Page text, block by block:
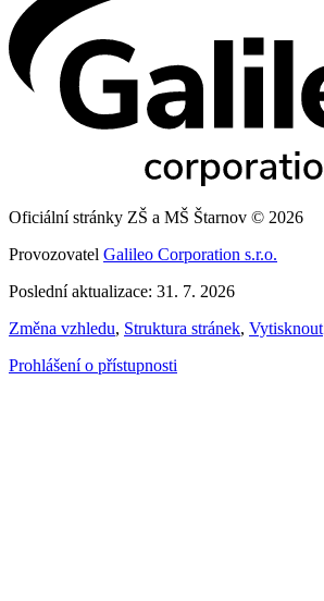
Oficiální stránky ZŠ a MŠ Štarnov © 2026
Provozovatel Galileo Corporation s.r.o.
Poslední aktualizace: 31. 7. 2026
Změna vzhledu, Struktura stránek, Vytisknout
Prohlášení o přístupnosti